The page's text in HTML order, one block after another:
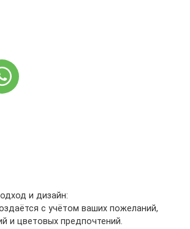
и дизайн:
с учётом ваших пожеланий,
и цветовых предпочтений.